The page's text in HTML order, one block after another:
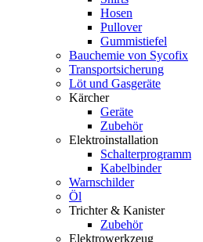
Hosen
Pullover
Gummistiefel
Bauchemie von Sycofix
Transportsicherung
Löt und Gasgeräte
Kärcher
Geräte
Zubehör
Elektroinstallation
Schalterprogramm
Kabelbinder
Warnschilder
Öl
Trichter & Kanister
Zubehör
Elektrowerkzeug